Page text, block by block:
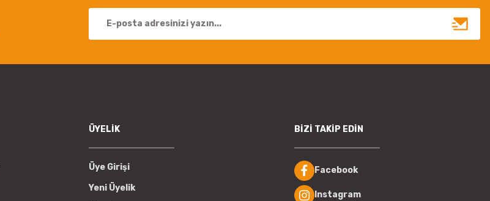
ÜYELİK
Üye Girişi
Yeni Üyelik
BİZİ TAKİP EDİN
Facebook
Instagram